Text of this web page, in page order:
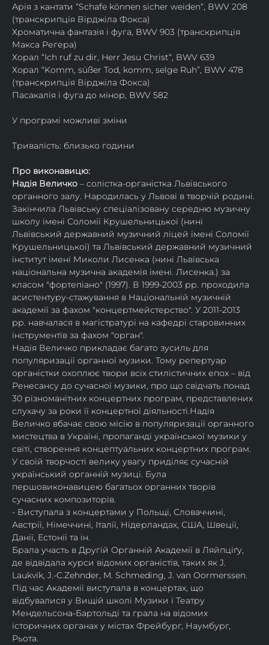
Арія з кантати “Schafe können sicher weiden“, BWV 208
(транскрипція Вірджіла Фокса)
Хроматична фантазія і фуга, BWV 903 (транскрипція
Макса Регера)
Хорал “Ich ruf zu dir, Herr Jesu Christ“, BWV 639
Хорал “Komm, süßer Tod, komm, selge Ruh”, BWV 478
(транскрипція Вірджіла Фокса)
Пасакалія і фуга до мінор, BWV 582
У програмі можливі зміни
Тривалість: близько години
Про виконавицю:
Надія Величко – солістка-органістка Львівського
органного залу. Народилась у Львові в творчій родині.
Закінчила Львівську спеціалізовану середню музичну
школу імені Соломії Крушельницької (нині
Львівський державний музичний ліцей імені Соломії
Крушельницької) та Львівський державний музичний
інститут імені Миколи Лисенка (нині Львівська
національна музична академія імені. Лисенка.) за
класом "фортепіано" (1997). В 1999-2003 рр. проходила
асистентуру-стажування в Національній музичній
академії за фахом "концертмейстерство". У 2011-2013
рр. навчалася в магістратурі на кафедрі старовинних
інструментів за фахом "орган".
Надія Величко прикладає багато зусиль для
популяризації органної музики. Тому репертуар
органістки охоплює твори всіх стилістичних епох – від
Ренесансу до сучасної музики, про що свідчать понад
30 різноманітних концертних програм, представлених
слухачу за роки її концертної діяльності.Надія
Величко вбачає свою місію в популяризації органного
мистецтва в Україні, пропаганді української музики у
світі, створення концептуальних концертних програм.
У своїй творчості велику увагу приділяє сучасній
український органній музиці. Була
першовиконавицею багатьох органних творів
сучасних композиторів.
- Виступала з концертами у Польщі, Словаччині,
Австрії, Німеччині, Італії, Нідерландах, США, Швеції,
Данії, Естонії та ін.
Брала участь в Другій Органній Академії в Ляйпціґу,
де відвідала курси відомих органістів, таких як J.
Laukvik, J.-C.Zehnder, M. Schmeding, J. van Oormerssen.
Під час Академії виступала в концертах, що
відбувалися у Вищій школі Музики і Театру
Мендельсона-Бартольді та грала на відомих
історичних органах у містах Фрейбург, Наумбург,
Рьота.